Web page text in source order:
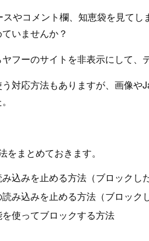
やコメント欄、知恵袋を見てし
いませんか？
フーのサイトを非表示にして、
対応方法もありますが、画像や
をまとめておきます。
込みを止める方法（ブロックし
み込みを止める方法（ブロック
使ってブロックする方法